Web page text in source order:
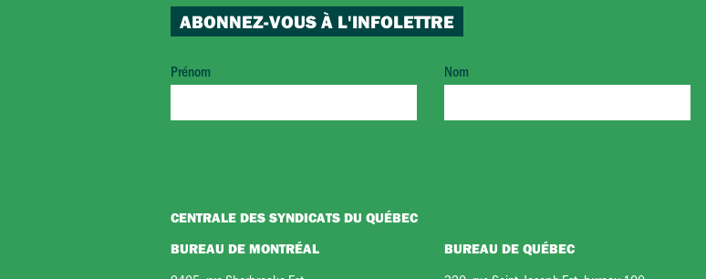
ABONNEZ-VOUS À L'INFOLETTRE
Prénom Nom
CENTRALE DES SYNDICATS DU QUÉBEC
BUREAU DE MONTRÉAL
BUREAU DE QUÉBEC